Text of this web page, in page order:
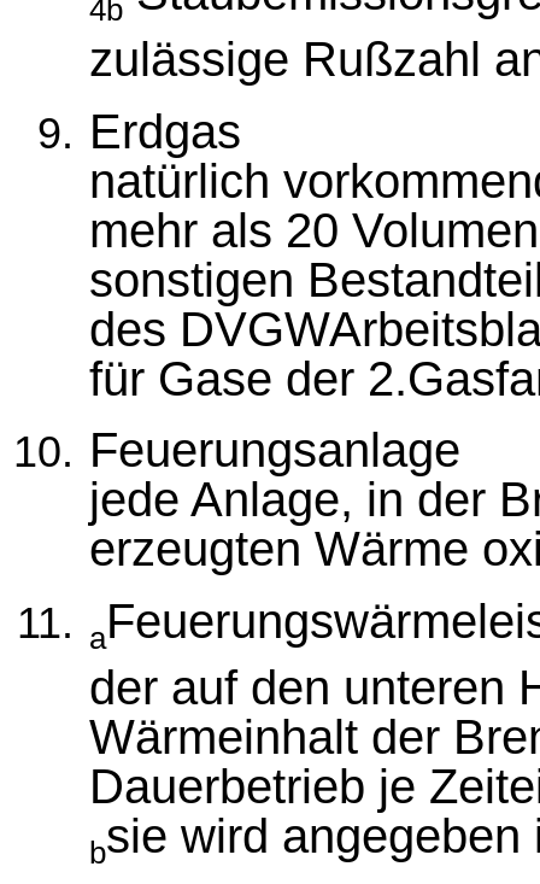
4b
zulässige Rußzahl
Erdgas
natürlich
mehr als 20
sonstigen
des
für Gase der
Feuerungsanlage
jede Anlage, in der
erzeugten Wärme
a
der auf den unteren
Wärmeinhalt der
Dauerbetrieb je
bsie wird